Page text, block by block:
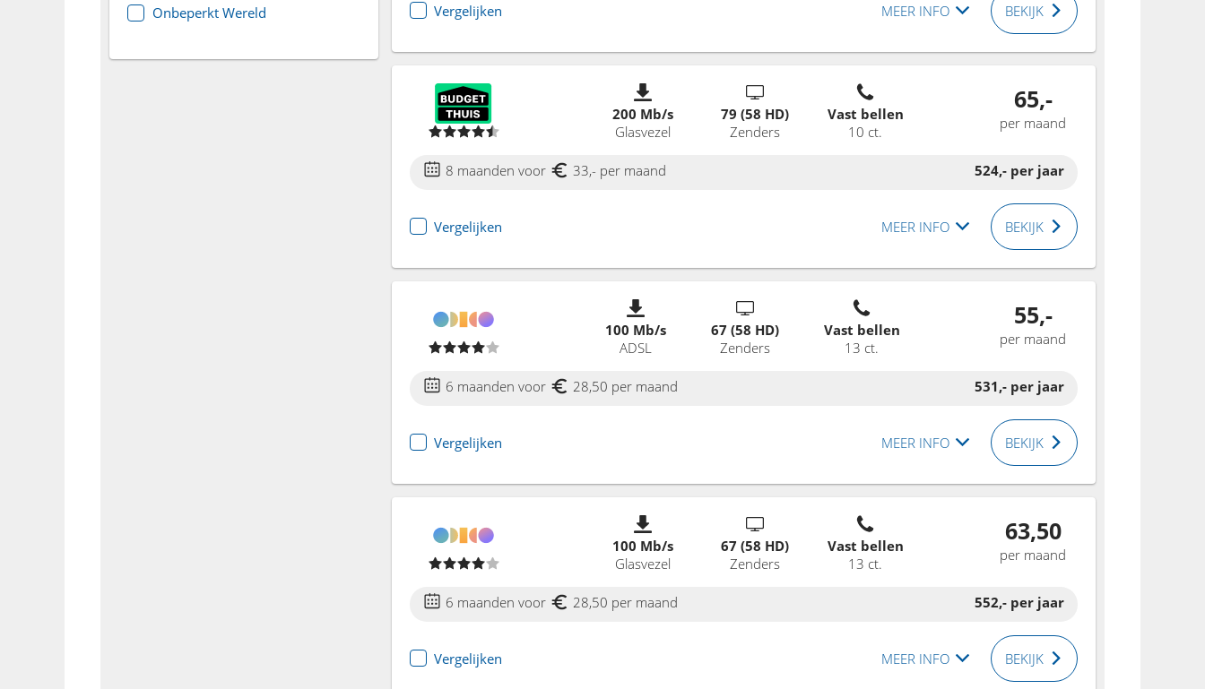
Onbeperkt Wereld
Vergelijken MEER INFO BEKIJK
200 Mb/s
Glasvezel
79 (58 HD)
Zenders
Vast bellen
10 ct.
65,-
per maand
8 maanden voor 33,- per maand 524,- per jaar
Vergelijken MEER INFO BEKIJK
100 Mb/s
ADSL
67 (58 HD)
Zenders
Vast bellen
13 ct.
55,-
per maand
6 maanden voor 28,50 per maand 531,- per jaar
Vergelijken MEER INFO BEKIJK
100 Mb/s
Glasvezel
67 (58 HD)
Zenders
Vast bellen
13 ct.
63,50
per maand
6 maanden voor 28,50 per maand 552,- per jaar
Vergelijken MEER INFO BEKIJK